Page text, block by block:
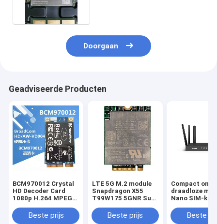
Doorgaan
Geadviseerde Producten
BCM970012 Crystal
HD Decoder Card
1080p H.264 MPEG2
versnelling High
Profile BCM970012
Beste prijs
LTE 5G M.2 module
Snapdragon X55
T99W175 5GNR Sub
Beste prijs
Compact
draadloze
Nano SIM-
Beste